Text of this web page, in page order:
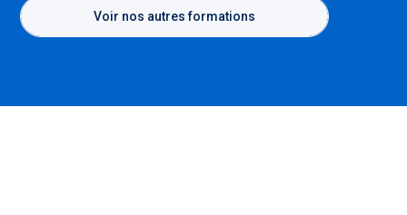
Voir nos autres formations